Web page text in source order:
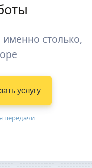
столько,
услугу
передачи